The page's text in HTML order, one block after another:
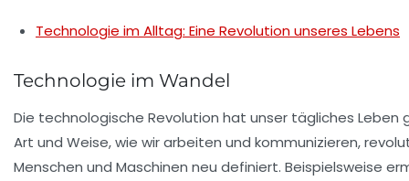
Technologie im Alltag: Eine Revolution unseres Lebens
Technologie im Wandel
Die technologische Revolution hat unser tägliches Leben
Art und Weise, wie wir arbeiten und kommunizieren,
Menschen und Maschinen neu definiert. Beispielsweise